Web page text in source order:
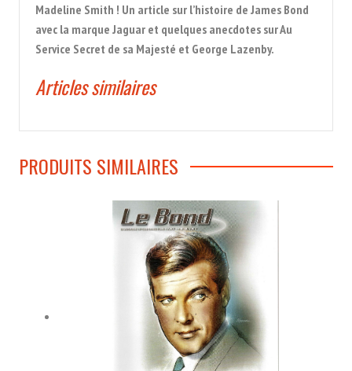
Madeline Smith ! Un article sur l’histoire de James Bond
avec la marque Jaguar et quelques anecdotes sur Au
Service Secret de sa Majesté et George Lazenby.
Articles similaires
PRODUITS SIMILAIRES